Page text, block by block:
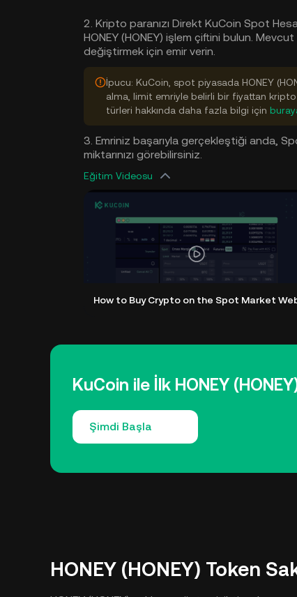
2. Kripto paranızı Direkt KuCoin Spot
HONEY (HONEY) işlem çiftini bulun. Mevcut
değiştirmek için emir verin.
İpucu: KuCoin, spot piyasada HONEY
alma, limit emriyle belirli bir fiyattan
türleri hakkında daha fazla bilgi için
3. Emriniz başarıyla gerçekleştiği anda,
miktarınızı görebilirsiniz.
Eğitim Videosu
How to Buy Crypto on the Spot Market
KuCoin ile İlk HONEY
Şimdi Başla
HONEY (HONEY) Token